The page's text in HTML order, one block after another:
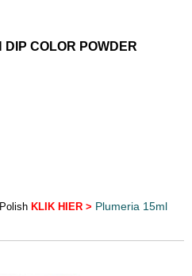
COLOR POWDER
KLIK HIER > Plumeria 15ml